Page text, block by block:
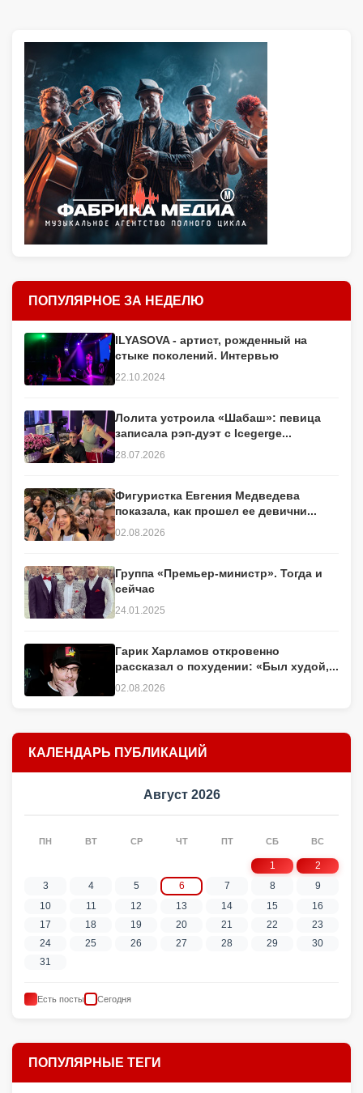
ПОПУЛЯРНОЕ ЗА НЕДЕЛЮ
ILYASOVA - артист, рожденный на
стыке поколений. Интервью
22.10.2024
Лолита устроила «Шабаш»: певица
записала рэп-дуэт с Icegerge...
28.07.2026
Фигуристка Евгения Медведева
показала, как прошел ее девични...
02.08.2026
Группа «Премьер-министр». Тогда и
сейчас
24.01.2025
Гарик Харламов откровенно
рассказал о похудении: «Был худой,...
02.08.2026
КАЛЕНДАРЬ ПУБЛИКАЦИЙ
Август 2026
ПН ВТ СР ЧТ ПТ СБ ВС
1
2
3
4 5 6 7 8
9
10
11 12 13 14 15
16
17
18 19 20 21 22
23
24
25 26 27 28 29
30
31
Есть посты Сегодня
ПОПУЛЯРНЫЕ ТЕГИ